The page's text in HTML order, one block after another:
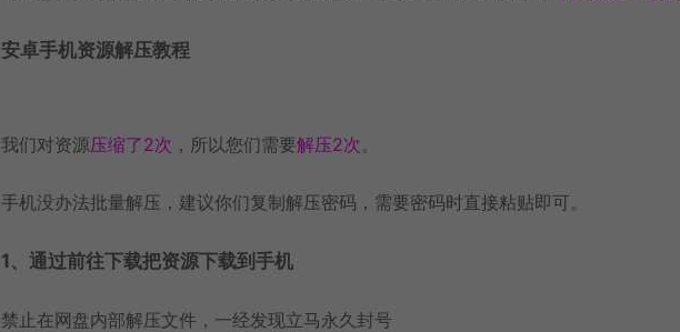
安卓手机资源解压教程
我们对资源压缩了2次 ，所以您们需要解压2次。
手机没办法批量解压，建议你们复制解压密码，需要密码时直接粘贴即可。
1、通过前往下载把资源下载到手机
禁止在网盘内部解压文件，一经发现立马永久封号